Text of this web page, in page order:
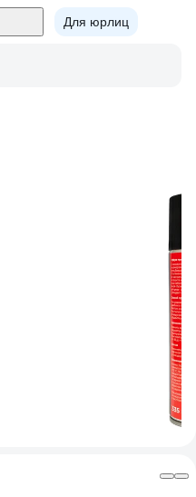
Для юрлиц